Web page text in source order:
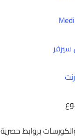
بروابط حصرية